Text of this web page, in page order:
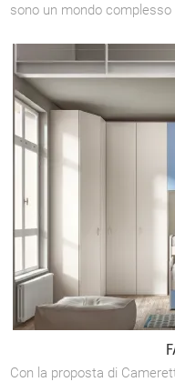
sono un mondo complesso
Con la proposta di